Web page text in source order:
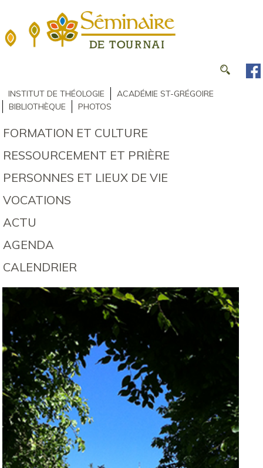
INSTITUT DE THÉOLOGIE
ACADÉMIE ST-GRÉGOIRE
BIBLIOTHÈQUE
PHOTOS
FORMATION ET CULTURE
RESSOURCEMENT ET PRIÈRE
PERSONNES ET LIEUX DE VIE
VOCATIONS
ACTU
AGENDA
CALENDRIER